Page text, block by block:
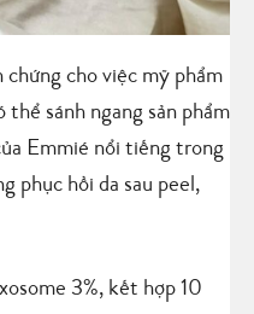
cho việc mỹ phẩm
sánh ngang sản phẩm
Emmié nổi tiếng trong
phục hồi da sau peel,
3%, kết hợp 10